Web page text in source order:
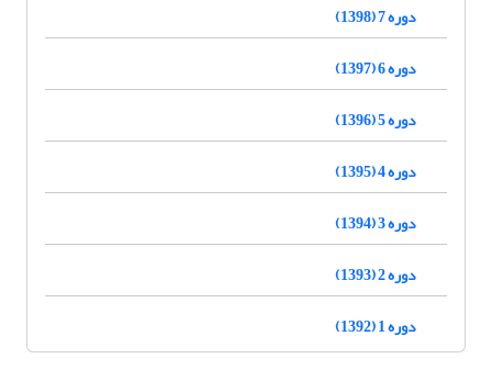
دوره 7 (1398)
دوره 6 (1397)
دوره 5 (1396)
دوره 4 (1395)
دوره 3 (1394)
دوره 2 (1393)
دوره 1 (1392)